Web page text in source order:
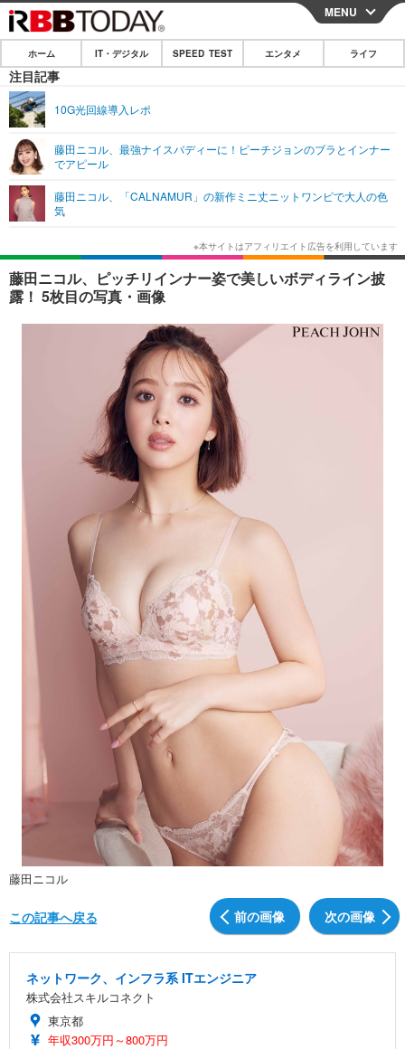
CLOSE
ホーム
IT・デジタル
ネタ
ショッピング その他
SPEED TEST
エンタメ
韓国・芸能
音楽 スポーツ
ショッピング
ライフ
ライフTOP グルメ
ペット ショッピング
その他
リリース一覧
プッシュ通知の停止方法
MENU
ホーム IT・デジタル SPEED TEST エンタメ ライフ
注目記事
10G光回線導入レポ
藤田ニコル、最強ナイスバディーに！ピーチジョンのブラとインナー
でアピール
藤田ニコル、「CALNAMUR」の新作ミニ丈ニットワンピで大人の色
気
藤田ニコル、ピッチリインナー姿で美しいボディライン披
露！ 5枚目の写真・画像
藤田ニコル
前の画像 次の画像
この記事へ戻る
ネットワーク、インフラ系 ITエンジニア
株式会社スキルコネクト
東京都
年収300万円～800万円